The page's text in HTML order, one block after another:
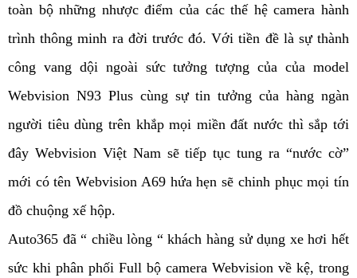
toàn bộ những nhược điểm của các thế hệ camera hành
trình thông minh ra đời trước đó. Với tiền đề là sự thành
công vang dội ngoài sức tưởng tượng của của model
Webvision N93 Plus cùng sự tin tưởng của hàng ngàn
người tiêu dùng trên khắp mọi miền đất nước thì sắp tới
đây Webvision Việt Nam sẽ tiếp tục tung ra “nước cờ”
mới có tên Webvision A69 hứa hẹn sẽ chinh phục mọi tín
đồ chuộng xế hộp.
Auto365 đã “ chiều lòng “ khách hàng sử dụng xe hơi hết
sức khi phân phối Full bộ camera Webvision về kệ, trong